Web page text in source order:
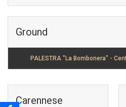
Ground
PALESTRA "La Bombonera" -
Carennese